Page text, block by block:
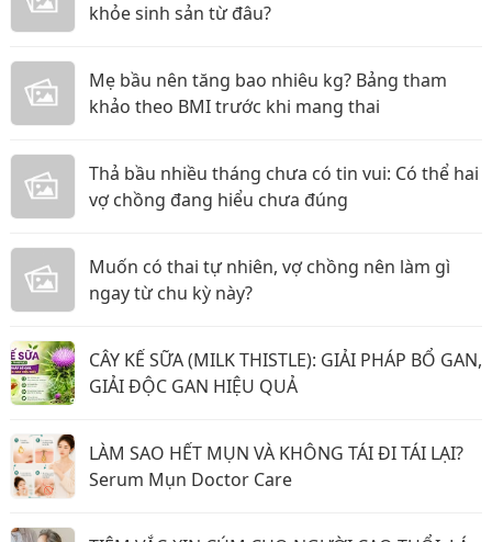
khỏe sinh sản từ đâu?
Mẹ bầu nên tăng bao nhiêu kg? Bảng tham
khảo theo BMI trước khi mang thai
Thả bầu nhiều tháng chưa có tin vui: Có thể hai
vợ chồng đang hiểu chưa đúng
Muốn có thai tự nhiên, vợ chồng nên làm gì
ngay từ chu kỳ này?
CÂY KẾ SỮA (MILK THISTLE): GIẢI PHÁP BỔ GAN,
GIẢI ĐỘC GAN HIỆU QUẢ
LÀM SAO HẾT MỤN VÀ KHÔNG TÁI ĐI TÁI LẠI?
Serum Mụn Doctor Care